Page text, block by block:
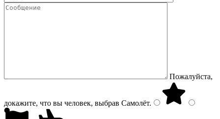
Пожалуйста,
докажите, что вы человек, выбрав Самолёт.